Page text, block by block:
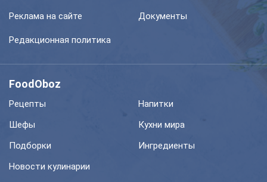
Реклама на сайте Документы
Редакционная политика
FoodOboz
Рецепты
Напитки
Шефы
Кухни мира
Подборки
Ингредиенты
Новости кулинарии